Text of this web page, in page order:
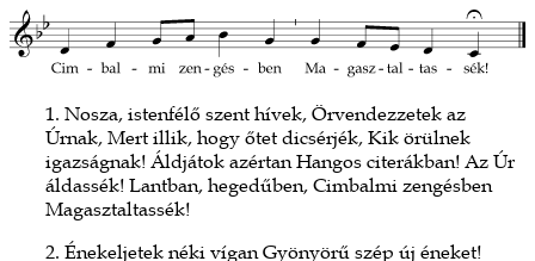
1. Nosza, istenfélő szent hívek, Örvendezzetek az
Úrnak, Mert illik, hogy őtet dicsérjék, Kik örülnek
igazságnak! Áldjátok azértan Hangos citerákban! Az Úr
áldassék! Lantban, hegedűben, Cimbalmi zengésben
Magasztaltassék!
2. Énekeljetek néki vígan Gyönyörű szép új éneket!